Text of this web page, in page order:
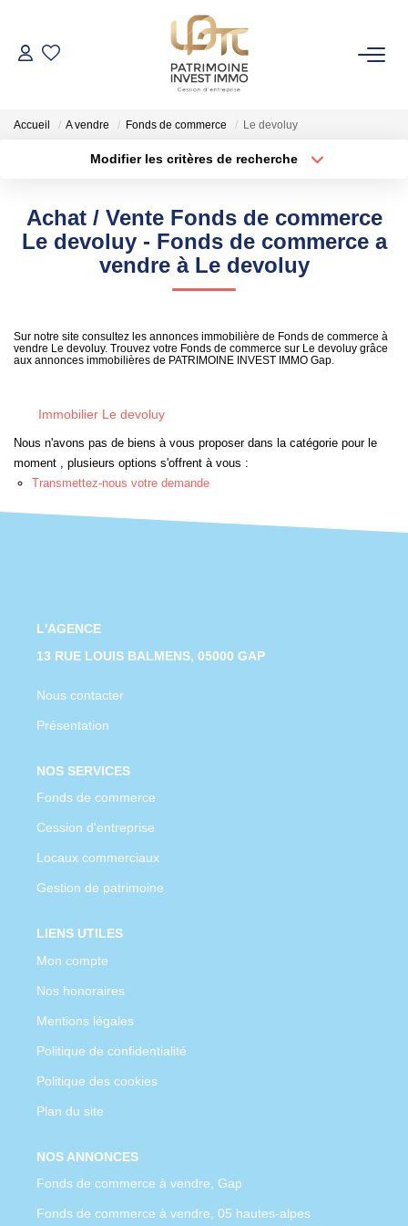
NOS BIENS
Cession D'entreprise
VENDRE
Accueil A vendre Fonds de commerce Le devoluy
Modifier les critères de recherche
Surface min Budget max
Rayon Plus de critères
Achat / Vente Fonds de commerce
Le devoluy - Fonds de commerce a
vendre à Le devoluy
Sur notre site consultez les annonces immobilière de Fonds de commerce à
vendre Le devoluy. Trouvez votre Fonds de commerce sur Le devoluy grâce
aux annonces immobilières de PATRIMOINE INVEST IMMO Gap.
Immobilier Le devoluy
Nous n'avons pas de biens à vous proposer dans la catégorie pour le
moment , plusieurs options s'offrent à vous :
Transmettez-nous votre demande
L'AGENCE
13 RUE LOUIS BALMENS, 05000 GAP
Nous contacter
Présentation
NOS SERVICES
Fonds de commerce
Cession d'entreprise
Locaux commerciaux
Gestion de patrimoine
LIENS UTILES
Mon compte
Nos honoraires
Mentions légales
Politique de confidentialité
Politique des cookies
Plan du site
NOS ANNONCES
Fonds de commerce à vendre, Gap
Fonds de commerce à vendre, 05 hautes-alpes